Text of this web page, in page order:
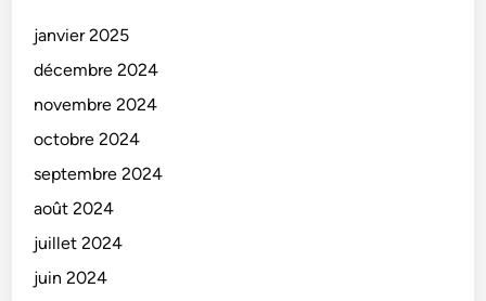
janvier 2025
décembre 2024
novembre 2024
octobre 2024
septembre 2024
août 2024
juillet 2024
juin 2024